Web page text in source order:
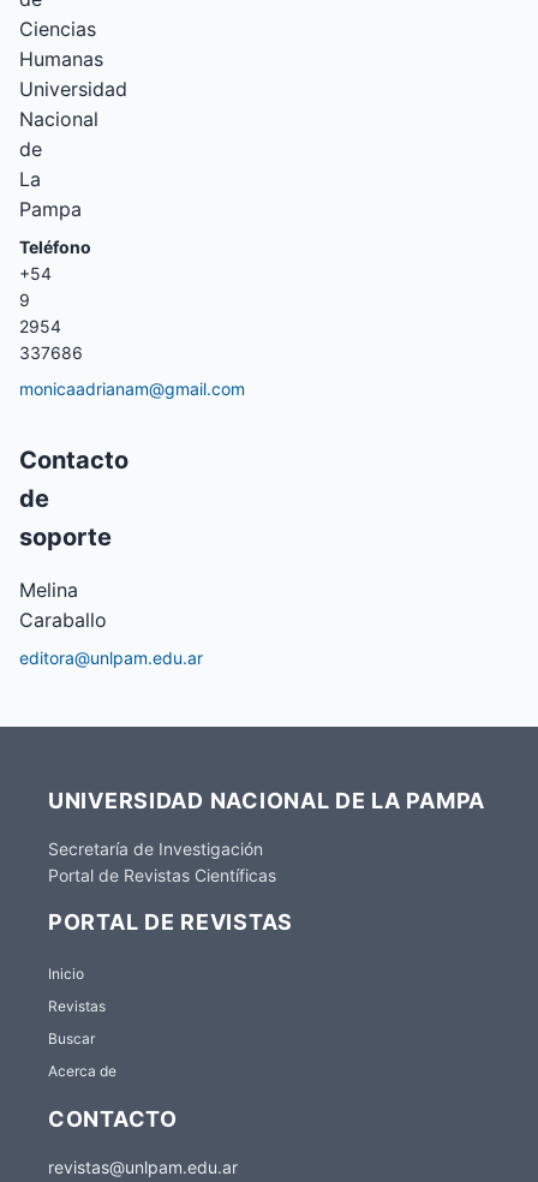
Ciencias
Humanas
Universidad
Nacional
de
La
Pampa
Teléfono
+54
9
2954
337686
monicaadrianam@gmail.com
Contacto
de
soporte
Melina
Caraballo
editora@unlpam.edu.ar
UNIVERSIDAD NACIONAL DE LA PAMPA
Secretaría de Investigación
Portal de Revistas Científicas
PORTAL DE REVISTAS
Inicio
Revistas
Buscar
Acerca de
CONTACTO
revistas@unlpam.edu.ar